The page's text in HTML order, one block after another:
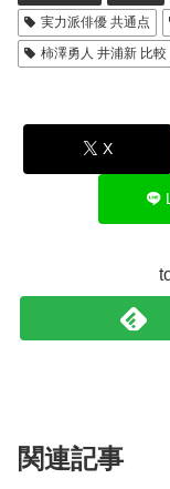
実力派俳優 共通点
柿澤勇人 井浦新 比較
X
関連記事